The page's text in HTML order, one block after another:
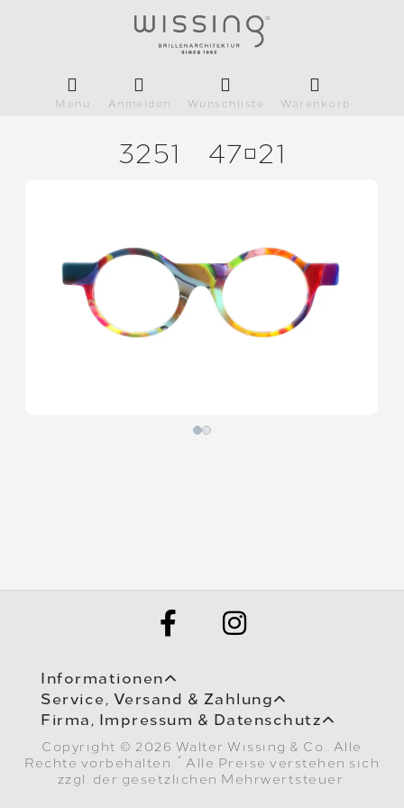
Menü Anmelden Wunschliste Warenkorb
3251 4721
Informationen
Service, Versand & Zahlung
Firma, Impressum & Datenschutz
Copyright © 2026 Walter Wissing & Co.. Alle
Rechte vorbehalten.
* Alle Preise verstehen sich
zzgl. der gesetzlichen Mehrwertsteuer.